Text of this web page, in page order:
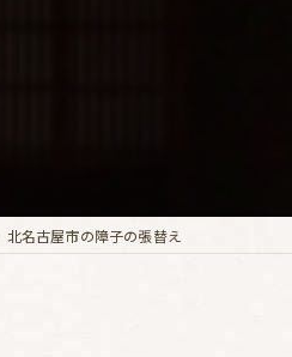
北名古屋市の障子の張替え